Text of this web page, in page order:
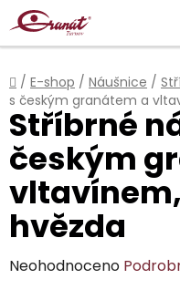
Přejít
na
obsah
Domů
/ E-shop / Náušnice /
s českým granátem a
Stříbrné
českým
hvězda
Průměrné
Neohodnoceno